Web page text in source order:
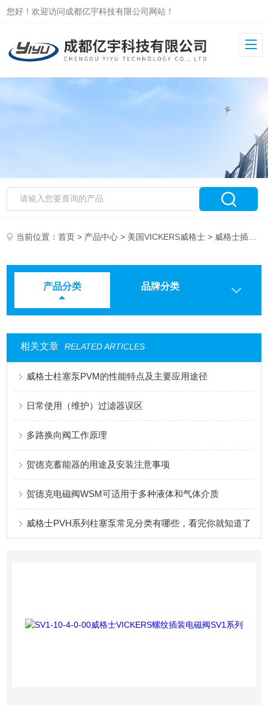
您好！欢迎访问成都亿宇科技有限公司网站！
当前位置：首页 > 产品中心 > 美国VICKERS威格士 > 威格士插装式电磁阀
产品分类 品牌分类
相关文章 RELATED ARTICLES
威格士柱塞泵PVM的性能特点及主要应用途径
日常使用（维护）过滤器误区
多路换向阀工作原理
贺德克蓄能器的用途及安装注意事项
贺德克电磁阀WSM可适用于多种液体和气体介质
威格士PVH系列柱塞泵常见分类有哪些，看完你就知道了